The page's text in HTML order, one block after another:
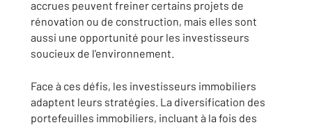
accrues peuvent freiner certains projets de
rénovation ou de construction, mais elles sont
aussi une opportunité pour les investisseurs
soucieux de l'environnement.
Face à ces défis, les investisseurs immobiliers
adaptent leurs stratégies. La diversification des
portefeuilles immobiliers, incluant à la fois des